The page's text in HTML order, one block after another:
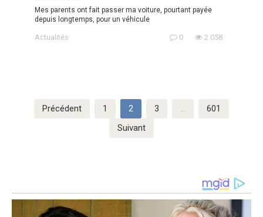
Mes parents ont fait passer ma voiture, pourtant payée
depuis longtemps, pour un véhicule
Actualités 0 2 058
PaginationPrécédent 1 2 3 …
601
Suivant